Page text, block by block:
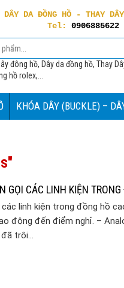
DÂY DA ĐỒNG HỒ - THAY
Tel: 0906885622
đông hồ, Dây da đồng hồ, Thay
hồ rolex,...
KHÓA DÂY (BUCKLE) –
GỌI CÁC LINH KIỆN
linh kiện trong đồng hồ
động đến điểm nghỉ. –
đã trôi…